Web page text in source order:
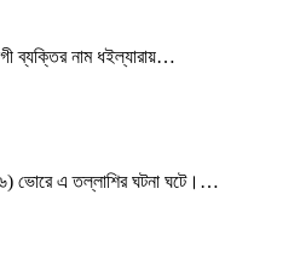
ব্যক্তির নাম ধইল্যারায়…
ভোরে এ তল্লাশির ঘটনা ঘটে। …